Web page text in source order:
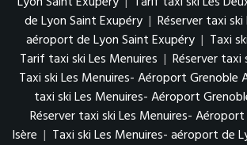
de Lyon Saint Exupéry | Réserver taxi
aéroport de Lyon Saint Exupéry | Taxi
Tarif taxi ski Les Menuires | Réserver taxi
Taxi ski Les Menuires- Aéroport Grenoble
taxi ski Les Menuires- Aéroport
Réserver taxi ski Les Menuires-
Isère | Taxi ski Les Menuires- aéroport de